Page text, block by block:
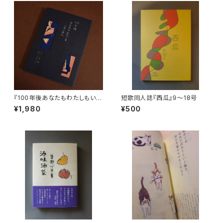
『100年後あなたもわたしもいな
い日に』
¥1,980
短歌同人誌『西瓜』9〜18号
¥500